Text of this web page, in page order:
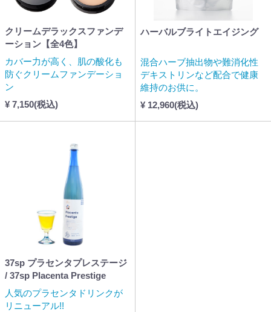
クリームデラックスファンデ
ーション【全4色】
カバー力が高く、肌の酸化も
防ぐクリームファンデーショ
ン
¥ 7,150(税込)
ハーバルブライトエイジング
混合ハーブ抽出物や難消化性
デキストリンなど配合で健康
維持のお供に。
¥ 12,960(税込)
37sp プラセンタプレステージ
/ 37sp Placenta Prestige
人気のプラセンタドリンクが
リニューアル!!